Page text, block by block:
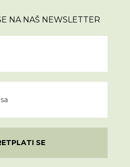
NA NAŠ NEWSLETTER
SE